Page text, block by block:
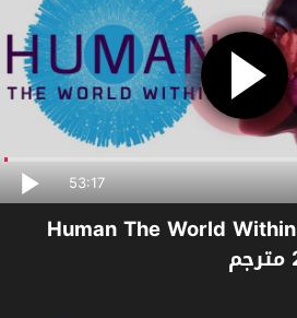
53:17
مشاهدة مسلسل Human The World Within